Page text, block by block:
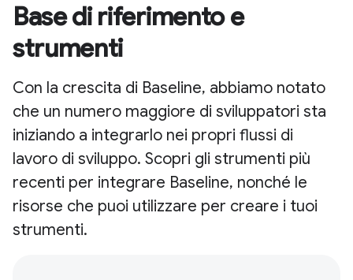
Base di riferimento e
strumenti
Con la crescita di Baseline, abbiamo notato
che un numero maggiore di sviluppatori sta
iniziando a integrarlo nei propri flussi di
lavoro di sviluppo. Scopri gli strumenti più
recenti per integrare Baseline, nonché le
risorse che puoi utilizzare per creare i tuoi
strumenti.